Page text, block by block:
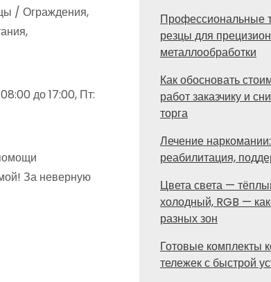
/ Ограждения,
до 17:00, Пт:
За неверную
Профессиональные
резцы для
металлообработки
Как обосновать
работ заказчику и
торга
Лечение
реабилитация,
Цвета света —
холодный, RGB —
разных зон
Готовые комплекты
тележек с быстрой